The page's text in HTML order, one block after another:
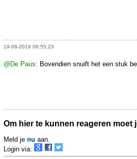
19-08-2019 08:55:23
@De Paus: Bovendien snuift het een stuk
Om hier te kunnen reageren moet
Meld je nu aan.
Login via: